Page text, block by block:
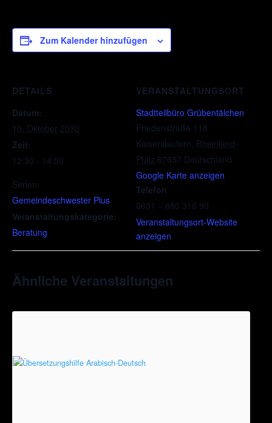
Zum Kalender hinzufügen
DETAILS
Datum:
10. Oktober 2030
Zeit:
12:30 - 14:00
Serien:
Gemeindeschwester Plus
Veranstaltungskategorie:
Beratung
VERANSTALTUNGSORT
Stadtteilbüro Grübentälchen
Friedenstraße 118
Kaiserslautern, Rheinland-
Pfalz 67657 Deutschland
Google Karte anzeigen
Telefon
0631 – 680 316 90
Veranstaltungsort-Website
anzeigen
Ähnliche Veranstaltungen